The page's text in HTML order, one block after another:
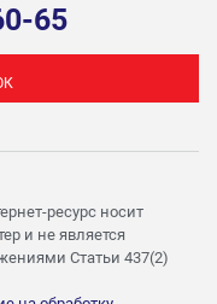
65
ресурс носит
и не является
Статьи 437(2)